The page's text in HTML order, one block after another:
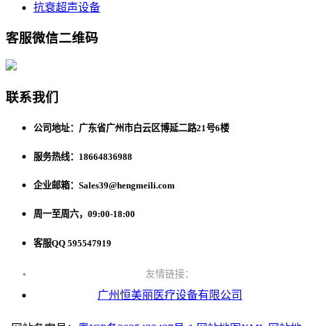
抗衰超声设备
客服微信二维码
联系我们
公司地址：广东省广州市白云区博延二路21号6楼
服务热线：18664836988
企业邮箱：Sales39@hengmeili.com
周一至周六，09:00-18:00
客服QQ 595547919
友情链接：
广州恒美丽医疗设备有限公司